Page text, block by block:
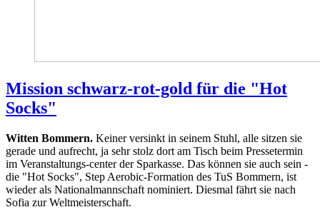
Mission schwarz-rot-gold für die "Hot
Socks"
Witten Bommern. Keiner versinkt in seinem Stuhl, alle sitzen sie
gerade und aufrecht, ja sehr stolz dort am Tisch beim Pressetermin
im Veranstaltungs-center der Sparkasse. Das können sie auch sein -
die "Hot Socks", Step Aerobic-Formation des TuS Bommern, ist
wieder als Nationalmannschaft nominiert. Diesmal fährt sie nach
Sofia zur Weltmeisterschaft.